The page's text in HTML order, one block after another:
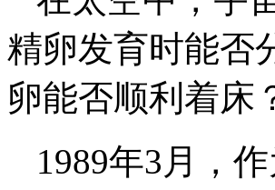
精卵发育时能否
卵能否顺利着床
1989年3月，